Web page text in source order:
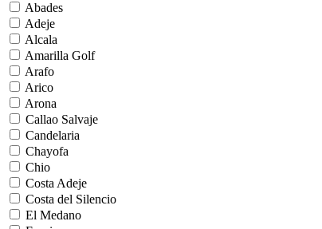
Abades
Adeje
Alcala
Amarilla Golf
Arafo
Arico
Arona
Callao Salvaje
Candelaria
Chayofa
Chio
Costa Adeje
Costa del Silencio
El Medano